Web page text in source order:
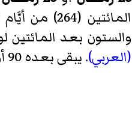
المائتين
والستون بعد المائتين
(العربي). يبقى بعده 90 أو 91 يومًا لانتهاء السنة.